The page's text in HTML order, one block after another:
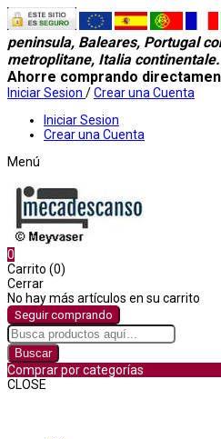
peninsula, Baleares, Portugal
metroplitane, Italia continentale.
Ahorre comprando
Iniciar Sesion /Crear una Cuenta
Iniciar Sesion
Crear una Cuenta
Menú
0
Carrito (0)
Cerrar
No hay más artículos en su carrito
Seguir comprando
Buscar
Comprar por categorías
CLOSE